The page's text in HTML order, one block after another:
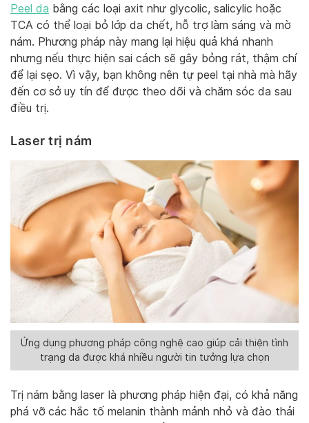
Peel da bằng các loại axit như glycolic, salicylic hoặc
TCA có thể loại bỏ lớp da chết, hỗ trợ làm sáng và mờ
nám. Phương pháp này mang lại hiệu quả khá nhanh
nhưng nếu thực hiện sai cách sẽ gây bỏng rát, thậm chí
để lại sẹo. Vì vậy, bạn không nên tự peel tại nhà mà hãy
đến cơ sở uy tín để được theo dõi và chăm sóc da sau
điều trị.
Laser trị nám
Ứng dụng phương pháp công nghệ cao giúp cải thiện tình
trạng da được khá nhiều người tin tưởng lựa chọn
Trị nám bằng laser là phương pháp hiện đại, có khả năng
phá vỡ các hắc tố melanin thành mảnh nhỏ và đào thải